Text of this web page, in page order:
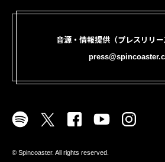
音源・情報提供（プレスリリ
©︎ Spincoaster. All rights reserved.